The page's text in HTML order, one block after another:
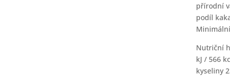
přírodní
podíl
Nutriční
kJ / 566
kyseliny